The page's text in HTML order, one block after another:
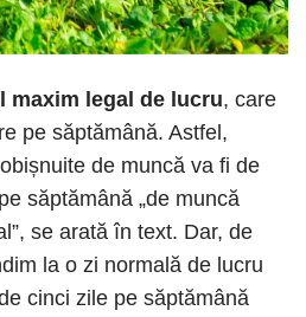
maxim legal de lucru, care
pe săptămână. Astfel,
de muncă va fi de
săptămână „de muncă
se arată în text. Dar, de
la o zi normală de lucru
cinci zile pe săptămână